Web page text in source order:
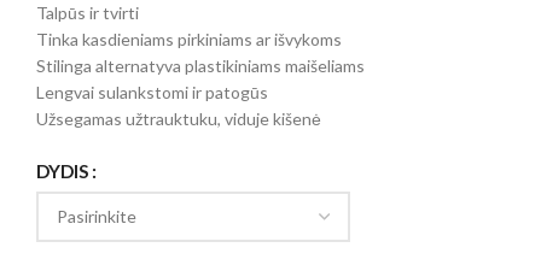
Talpūs ir tvirti
Tinka kasdieniams pirkiniams ar išvykoms
Stilinga alternatyva plastikiniams maišeliams
Lengvai sulankstomi ir patogūs
Užsegamas užtrauktuku, viduje kišenė
DYDIS